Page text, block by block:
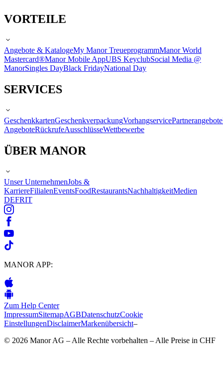
VORTEILE
Angebote & KatalogeMy Manor TreueprogrammManor World
Mastercard®Manor Mobile AppUBS KeyclubSocial Media @
ManorSingles DayBlack FridayNational Day
SERVICES
GeschenkkartenGeschenkverpackungVorhangservicePartnerangebote
AngeboteRückrufeAusschlüsseWettbewerbe
ÜBER MANOR
Unser UnternehmenJobs &
KarriereFilialenEventsFoodRestaurantsNachhaltigkeitMedien
DEFRIT
MANOR APP:
Zum Help Center
ImpressumSitemapAGBDatenschutzCookie
EinstellungenDisclaimerMarkenübersicht–
© 2026 Manor AG – Alle Rechte vorbehalten – Alle Preise in CHF